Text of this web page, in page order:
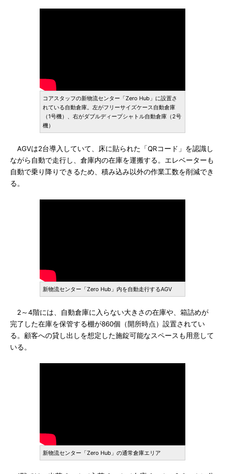
コアスタッフの新物流センター「Zero Hub」に設置さ
れている自動倉庫。左がフリーサイズケース自動倉庫
（1号機）、右がダブルディープシャトル自動倉庫（2号
機）
AGVは2台導入していて、床に貼られた「QRコード」を認識し
ながら自動で走行し、倉庫内の在庫を運搬する。エレベーターも
自動で乗り降りできるため、積み込み以外の作業工数を削減でき
る。
新物流センター「Zero Hub」内を自動走行するAGV
2～4階には、自動倉庫に入らない大きさの在庫や、箱詰めが
完了した在庫を保管する棚が860個（開所時点）設置されてい
る。顧客への貸し出しを想定した施錠可能なスペースも用意して
いる。
新物流センター「Zero Hub」の通常倉庫エリア